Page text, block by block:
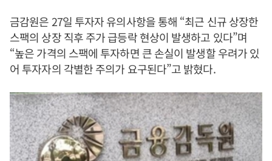
금감원은 27일 투자자 유의사항을 통해 “최근 신규 상장한
스팩의 상장 직후 주가 급등락 현상이 발생하고 있다”며
“높은 가격의 스팩에 투자하면 큰 손실이 발생할 우려가 있
어 투자자의 각별한 주의가 요구된다”고 밝혔다.